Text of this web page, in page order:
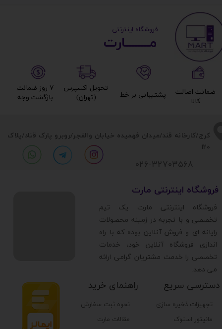
​​کرج/کارخانه قند/میدان فهمیده خیابان والفجر/روبرو پارک قناد/پلاک
120
تجهیزات ذخیره سازی
مانیتور استوک
دسترسی سریع راهنمای خرید
نحوه ثبت سفارش
مقالات مارت
​فروشگاه اینترنتی مارت
​فروشگاه اینترنتی مارت یک تیم
تخصصی و با تجربه در زمینه محصولات
رایانه ای و فروش آنلاین بوده که با راه
اندازی فروشگاه آنلاین خود، خدمات
تخصصی را خدمت مشتریان گرامی ارائه
می دهد.
026-32703568
مــــــــارت​​​​​​
​ ​فروشگاه اینترنتی
۷ روز ضمانت
بازگشت وجه​​​​​​​
تحویل اکسپرس
(تهران)​​​​​​​
پشتیبانی بر خط​​​​​​​
ضمانت اصالت
کالا​​​​​​​